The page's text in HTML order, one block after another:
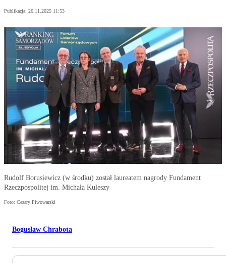
Publikacja: 26.11.2025 11:53
Rudolf Borusiewicz (w środku) został laureatem nagrody Fundament
Rzeczpospolitej im. Michała Kuleszy
Foto: Cezary Piwowarski
Bogusław Chrabota